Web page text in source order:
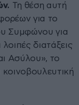
Τη θέση αυτή
για το
Συμφώνου για
διατάξεις
Ασύλου», το